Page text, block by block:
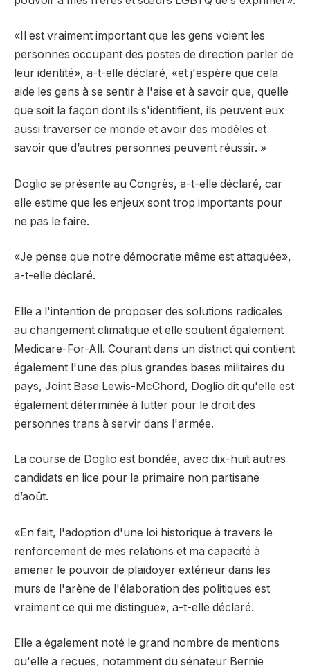
«Il est vraiment important que les gens voient les
personnes occupant des postes de direction parler de
leur identité», a-t-elle déclaré, «et j'espère que cela
aide les gens à se sentir à l'aise et à savoir que, quelle
que soit la façon dont ils s'identifient, ils peuvent eux
aussi traverser ce monde et avoir des modèles et
savoir que d’autres personnes peuvent réussir. »
Doglio se présente au Congrès, a-t-elle déclaré, car
elle estime que les enjeux sont trop importants pour
ne pas le faire.
«Je pense que notre démocratie même est attaquée»,
a-t-elle déclaré.
Elle a l'intention de proposer des solutions radicales
au changement climatique et elle soutient également
Medicare-For-All. Courant dans un district qui contient
également l'une des plus grandes bases militaires du
pays, Joint Base Lewis-McChord, Doglio dit qu'elle est
également déterminée à lutter pour le droit des
personnes trans à servir dans l'armée.
La course de Doglio est bondée, avec dix-huit autres
candidats en lice pour la primaire non partisane
d’août.
«En fait, l'adoption d'une loi historique à travers le
renforcement de mes relations et ma capacité à
amener le pouvoir de plaidoyer extérieur dans les
murs de l'arène de l'élaboration des politiques est
vraiment ce qui me distingue», a-t-elle déclaré.
Elle a également noté le grand nombre de mentions
qu'elle a reçues, notamment du sénateur Bernie